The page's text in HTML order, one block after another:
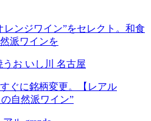
レンジワイン”をセレクト。和食
派ワインを
うお いし川 名古屋
ぐに銘柄変更。【レアル
の自然派ワイン”